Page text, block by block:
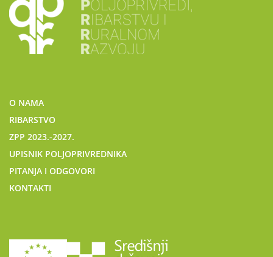
O NAMA
RIBARSTVO
ZPP 2023.-2027.
UPISNIK POLJOPRIVREDNIKA
PITANJA I ODGOVORI
KONTAKTI